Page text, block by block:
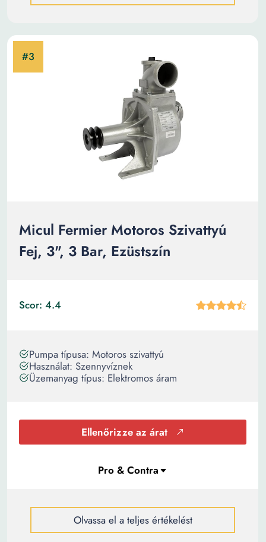
Micul Fermier Motoros Szivattyú
Fej, 3", 3 Bar, Ezüstszín
Scor: 4.4
Pumpa típusa: Motoros szivattyú
Használat: Szennyvíznek
Üzemanyag típus: Elektromos áram
Ellenőrizze az árat
Olvassa el a teljes értékelést